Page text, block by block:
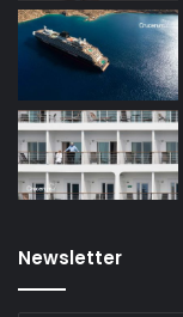
Newsletter